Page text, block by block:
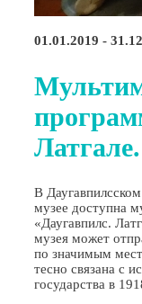
01.01.2019 -
В
музее доступна
«Даугавпилс.
музея может
по значимым
тесно связана с
государства в